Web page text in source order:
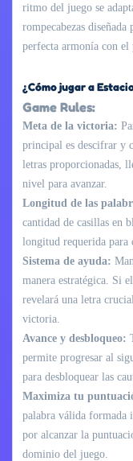
ritmo del juego se
rompecabezas
perfecta armonía con el
¿Cómo jugar a
Game Rules:
Meta de la victoria:
principal es descifrar y
letras proporcionadas,
nivel para avanzar.
Longitud de las
cantidad de casillas en
longitud requerida para
Sistema de ayuda:
manera estratégica. Si
revelará una letra
victoria.
Avance y desbloqueo:
permite progresar al
para desbloquear las
Maximiza tu
palabra válida formada
por alcanzar la
dominio del juego.